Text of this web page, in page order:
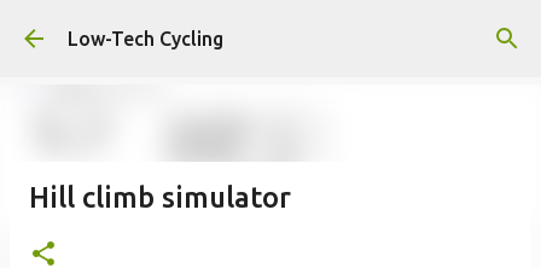
スキップしてメイン コンテンツに移動
Low-Tech Cycling
Hill climb simulator